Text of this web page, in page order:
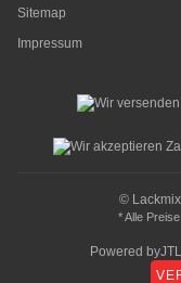
Sitemap
Impressum
©
* Alle
Powered by